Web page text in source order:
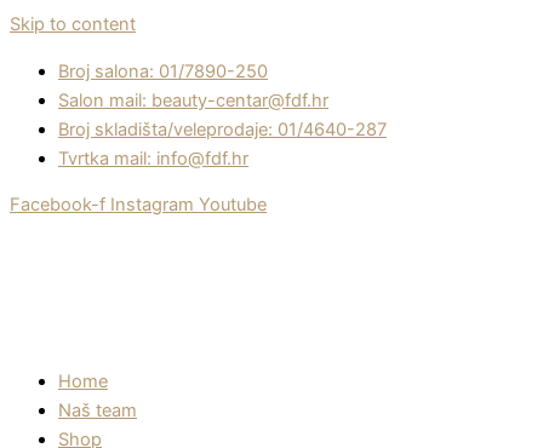
Skip to content
Broj salona: 01/7890-250
Salon mail: beauty-centar@fdf.hr
Broj skladišta/veleprodaje: 01/4640-287
Tvrtka mail: info@fdf.hr
Facebook-f Instagram Youtube
Home
Naš team
Shop